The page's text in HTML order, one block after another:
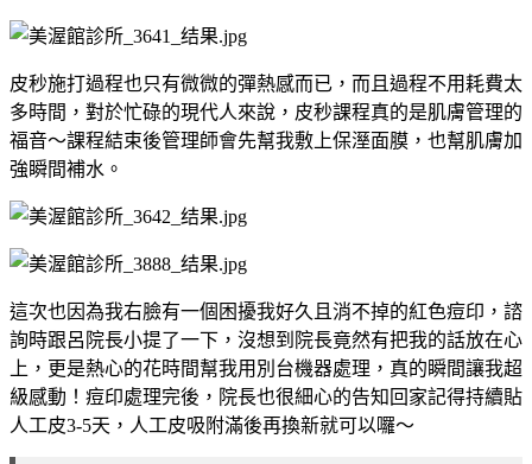
皮秒施打過程也只有微微的彈熱感而已，而且過程不用耗費太
多時間，對於忙碌的現代人來說，皮秒課程真的是肌膚管理的
福音～課程結束後管理師會先幫我敷上保溼面膜，也幫肌膚加
強瞬間補水。
這次也因為我右臉有一個困擾我好久且消不掉的紅色痘印，諮
詢時跟呂院長小提了一下，沒想到院長竟然有把我的話放在心
上，更是熱心的花時間幫我用別台機器處理，真的瞬間讓我超
級感動！痘印處理完後，院長也很細心的告知回家記得持續貼
人工皮3-5天，人工皮吸附滿後再換新就可以囉～